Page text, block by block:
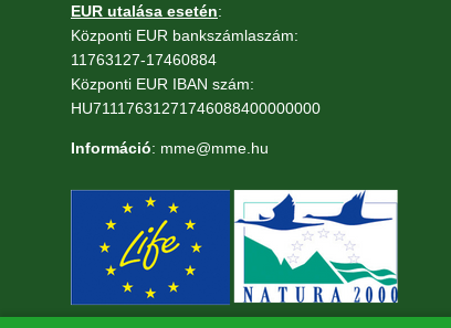
EUR utalása esetén:
Központi EUR bankszámlaszám:
11763127-17460884
Központi EUR IBAN szám:
HU71117631271746088400000000
Információ: mme@mme.hu